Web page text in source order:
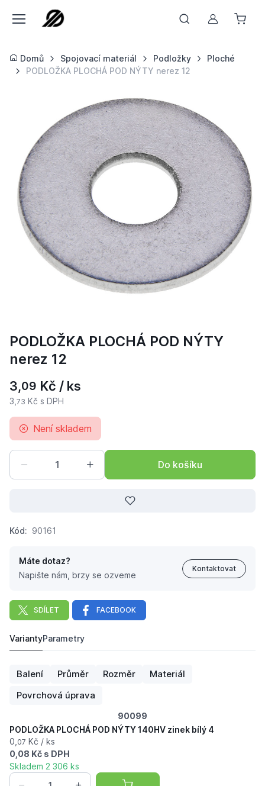
Můj účet
Domů Spojovací materiál Podložky
Ploché
PODLOŽKA PLOCHÁ POD NÝTY nerez 12
PODLOŽKA PLOCHÁ POD NÝTY
nerez 12
3,09 Kč / ks
3, 73 Kč s DPH
Není skladem
Do košíku
Kód: 90161
Máte dotaz?
Napište nám, brzy se ozveme
Kontaktovat
SDÍLET FACEBOOK
PODLOŽKA PLOCHÁ POD NÝTY nerez 12
3, Kč
VariantyParametry
Balení Průměr Rozměr
Materiál
Povrchová úprava
90099
PODLOŽKA PLOCHÁ POD NÝTY 140HV zinek bílý 4
0, 07 Kč / ks
0,08 Kč s DPH
Skladem 2 306 ks